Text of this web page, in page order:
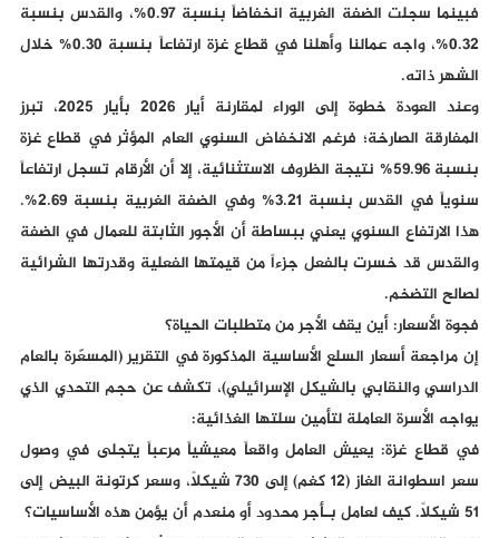
فبينما سجلت الضفة الغربية انخفاضاً بنسبة 0.97%، والقدس بنسبة
0.32%، واجه عمالنا وأهلنا في قطاع غزة ارتفاعاً بنسبة 0.30% خلال
الشهر ذاته.
وعند العودة خطوة إلى الوراء لمقارنة أيار 2026 بأيار 2025، تبرز
المفارقة الصارخة؛ فرغم الانخفاض السنوي العام المؤثر في قطاع غزة
بنسبة 59.96% نتيجة الظروف الاستثنائية، إلا أن الأرقام تسجل ارتفاعاً
سنوياً في القدس بنسبة 3.21% وفي الضفة الغربية بنسبة 2.69%.
هذا الارتفاع السنوي يعني ببساطة أن الأجور الثابتة للعمال في الضفة
والقدس قد خسرت بالفعل جزءاً من قيمتها الفعلية وقدرتها الشرائية
لصالح التضخم.
فجوة الأسعار: أين يقف الأجر من متطلبات الحياة؟
إن مراجعة أسعار السلع الأساسية المذكورة في التقرير (المسعّرة بالعام
الدراسي والنقابي بالشيكل الإسرائيلي)، تكشف عن حجم التحدي الذي
يواجه الأسرة العاملة لتأمين سلتها الغذائية:
في قطاع غزة: يعيش العامل واقعاً معيشياً مرعباً يتجلى في وصول
سعر اسطوانة الغاز (12 كغم) إلى 730 شيكلاً، وسعر كرتونة البيض إلى
51 شيكلاً. كيف لعامل بـأجر محدود أو منعدم أن يؤمن هذه الأساسيات؟